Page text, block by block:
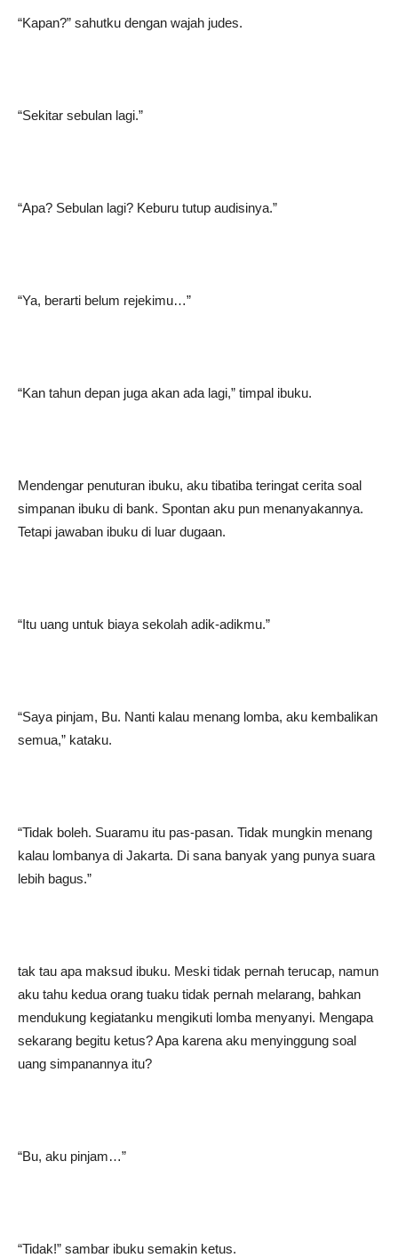
“Kapan?” sahutku dengan wajah judes.
“Sekitar sebulan lagi.”
“Apa? Sebulan lagi? Keburu tutup audisinya.”
“Ya, berarti belum rejekimu…”
“Kan tahun depan juga akan ada lagi,” timpal ibuku.
Mendengar penuturan ibuku, aku tibatiba teringat cerita soal
simpanan ibuku di bank. Spontan aku pun menanyakannya.
Tetapi jawaban ibuku di luar dugaan.
“Itu uang untuk biaya sekolah adik-adikmu.”
“Saya pinjam, Bu. Nanti kalau menang lomba, aku kembalikan
semua,” kataku.
“Tidak boleh. Suaramu itu pas-pasan. Tidak mungkin menang
kalau lombanya di Jakarta. Di sana banyak yang punya suara
lebih bagus.”
tak tau apa maksud ibuku. Meski tidak pernah terucap, namun
aku tahu kedua orang tuaku tidak pernah melarang, bahkan
mendukung kegiatanku mengikuti lomba menyanyi. Mengapa
sekarang begitu ketus? Apa karena aku menyinggung soal
uang simpanannya itu?
“Bu, aku pinjam…”
“Tidak!” sambar ibuku semakin ketus.